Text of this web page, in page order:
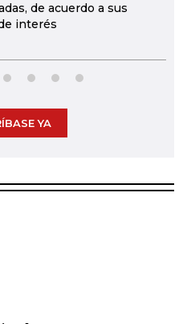
de acuerdo a sus
interés
YA